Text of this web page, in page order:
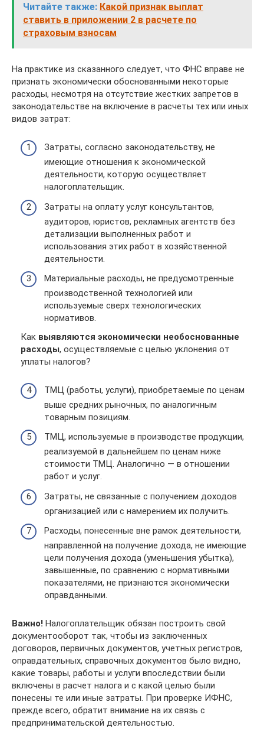
Читайте также: Какой признак выплат
ставить в приложении 2 в расчете по
страховым взносам
На практике из сказанного следует, что ФНС вправе не
признать экономически обоснованными некоторые
расходы, несмотря на отсутствие жестких запретов в
законодательстве на включение в расчеты тех или иных
видов затрат:
Затраты, согласно законодательству, не
имеющие отношения к экономической
деятельности, которую осуществляет
налогоплательщик.
Затраты на оплату услуг консультантов,
аудиторов, юристов, рекламных агентств без
детализации выполненных работ и
использования этих работ в хозяйственной
деятельности.
Материальные расходы, не предусмотренные
производственной технологией или
используемые сверх технологических
нормативов.
Как выявляются экономически необоснованные
расходы, осуществляемые с целью уклонения от
уплаты налогов?
ТМЦ (работы, услуги), приобретаемые по ценам
выше средних рыночных, по аналогичным
товарным позициям.
ТМЦ, используемые в производстве продукции,
реализуемой в дальнейшем по ценам ниже
стоимости ТМЦ. Аналогично — в отношении
работ и услуг.
Затраты, не связанные с получением доходов
организацией или с намерением их получить.
Расходы, понесенные вне рамок деятельности,
направленной на получение дохода, не имеющие
цели получения дохода (уменьшения убытка),
завышенные, по сравнению с нормативными
показателями, не признаются экономически
оправданными.
Важно! Налогоплательщик обязан построить свой
документооборот так, чтобы из заключенных
договоров, первичных документов, учетных регистров,
оправдательных, справочных документов было видно,
какие товары, работы и услуги впоследствии были
включены в расчет налога и с какой целью были
понесены те или иные затраты. При проверке ИФНС,
прежде всего, обратит внимание на их связь с
предпринимательской деятельностью.